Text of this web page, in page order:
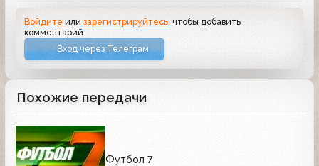
Войдите илизарегистрируйтесь , чтобы добавить
комментарий
Вход через Телеграм
Похожие передачи
Футбол 7